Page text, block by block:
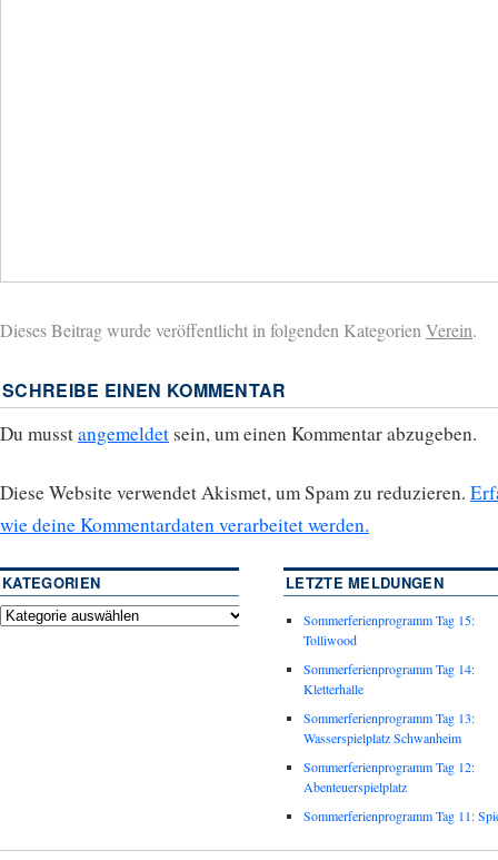
Dieses Beitrag wurde veröffentlicht in folgenden KategorienVerein.
SCHREIBE EINEN KOMMENTAR
Du musstangemeldet sein, um einen Kommentar abzugeben.
Diese Website verwendet Akismet, um Spam zu reduzieren.
wie deine Kommentardaten verarbeitet werden.
KATEGORIEN LETZTE MELDUNGEN
Sommerferienprogramm Tag 15:
Tolliwood
Sommerferienprogramm Tag 14:
Kletterhalle
Sommerferienprogramm Tag 13:
Wasserspielplatz Schwanheim
Sommerferienprogramm Tag 12:
Abenteuerspielplatz
Sommerferienprogramm Tag 11: